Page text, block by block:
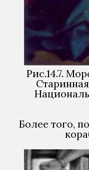
Рис.14.7.
Более того,